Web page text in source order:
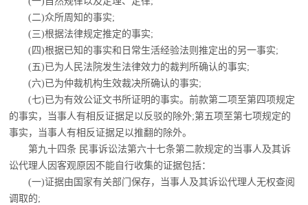
(二)众所周知的事实;
(三)根据法律规定推定的事实;
(四)根据已知的事实和日常生活经验法则推定出的另一事实;
(五)已为人民法院发生法律效力的裁判所确认的事实;
(六)已为仲裁机构生效裁决所确认的事实;
(七)已为有效公证文书所证明的事实。前款第二项至第四项规定
的事实，当事人有相反证据足以反驳的除外;第五项至第七项规定的
事实，当事人有相反证据足以推翻的除外。
第九十四条 民事诉讼法第六十七条第二款规定的当事人及其诉
讼代理人因客观原因不能自行收集的证据包括：
(一)证据由国家有关部门保存，当事人及其诉讼代理人无权查阅
调取的;